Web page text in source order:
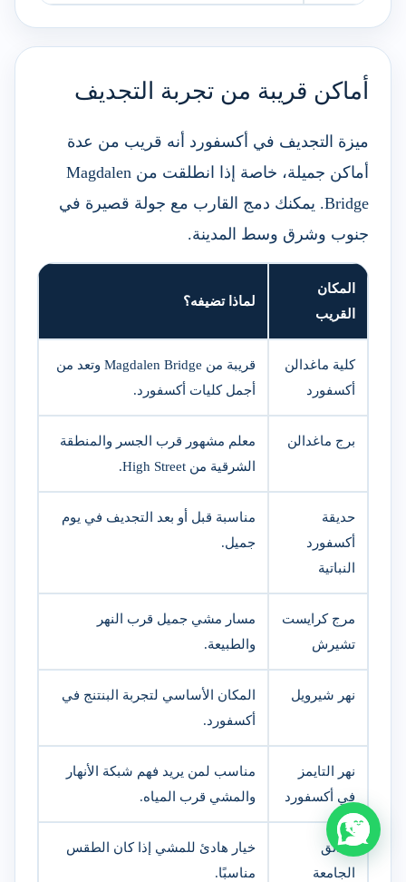
أماكن قريبة من تجربة التجديف
ميزة التجديف في أكسفورد أنه قريب من عدة
أماكن جميلة، خاصة إذا انطلقت من Magdalen
Bridge. يمكنك دمج القارب مع جولة قصيرة في
جنوب وشرق وسط المدينة.
المكان
القريب
لماذا تضيفه؟
كلية ماغدالن
أكسفورد
قريبة من Magdalen Bridge وتعد من
أجمل كليات أكسفورد.
برج ماغدالن
معلم مشهور قرب الجسر والمنطقة
الشرقية من High Street.
حديقة
أكسفورد
النباتية
مناسبة قبل أو بعد التجديف في يوم
جميل.
مرج كرايست
تشيرش
مسار مشي جميل قرب النهر
والطبيعة.
نهر شيرويل
المكان الأساسي لتجربة البنتنج في
أكسفورد.
نهر التايمز
في أكسفورد
مناسب لمن يريد فهم شبكة الأنهار
والمشي قرب المياه.
حدائق
الجامعة
خيار هادئ للمشي إذا كان الطقس
مناسبًا.